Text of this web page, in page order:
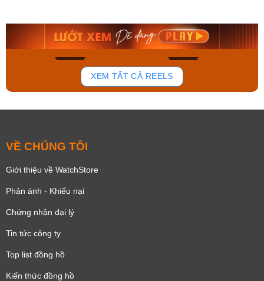
155
Mua ngay Mua ngay
XEM TẤT CẢ REELS
VỀ CHÚNG TÔI
Giới thiệu về WatchStore
Phản ánh - Khiếu nại
Chứng nhận đại lý
Tin tức công ty
Top list đồng hồ
Kiến thức đồng hồ